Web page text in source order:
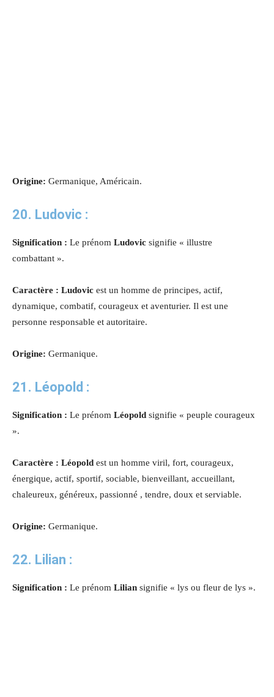
Origine: Germanique, Américain.
20. Ludovic :
Signification : Le prénom Ludovic signifie « illustre
combattant ».
Caractère : Ludovic est un homme de principes, actif,
dynamique, combatif, courageux et aventurier. Il est une
personne responsable et autoritaire.
Origine: Germanique.
21. Léopold :
Signification : Le prénom Léopold signifie « peuple courageux
».
Caractère : Léopold est un homme viril, fort, courageux,
énergique, actif, sportif, sociable, bienveillant, accueillant,
chaleureux, généreux, passionné , tendre, doux et serviable.
Origine: Germanique.
22. Lilian :
Signification : Le prénom Lilian signifie « lys ou fleur de lys ».